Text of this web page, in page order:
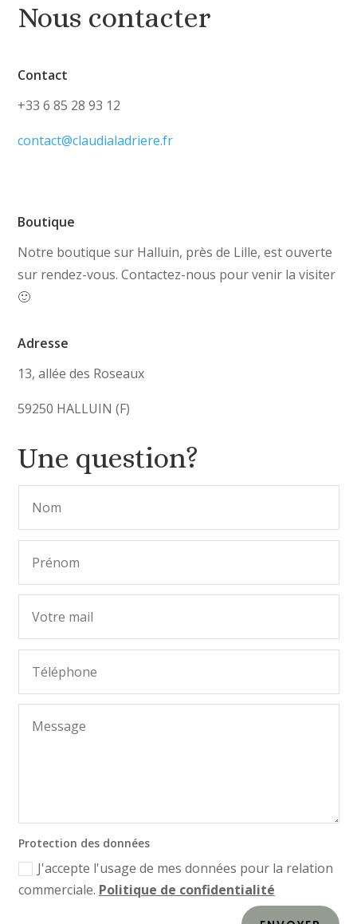
Nous contacter
Contact
+33 6 85 28 93 12
contact@claudialadriere.fr
Boutique
Notre boutique sur Halluin, près de Lille, est ouverte
sur rendez-vous. Contactez-nous pour venir la visiter
🙂
Adresse
13, allée des Roseaux
59250 HALLUIN (F)
Une question?
Protection des données
J'accepte l'usage de mes données pour la relation
commerciale. Politique de confidentialité